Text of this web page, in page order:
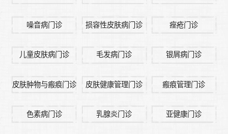
噪音病门诊 损容性皮肤病门诊 痤疮门诊
儿童皮肤病门诊 毛发病门诊 银屑病门诊
皮肤肿物与瘢痕门诊 皮肤健康管理门诊 瘢痕管理门诊
色素病门诊 乳腺炎门诊 亚健康门诊